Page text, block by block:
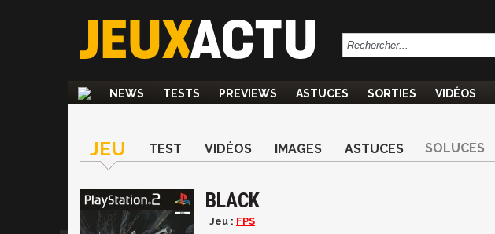
NEWS TESTS PREVIEWS ASTUCES SORTIES VIDÉOS
JEU TEST VIDÉOS IMAGES ASTUCES SOLUCES
BLACK
Jeu : FPS